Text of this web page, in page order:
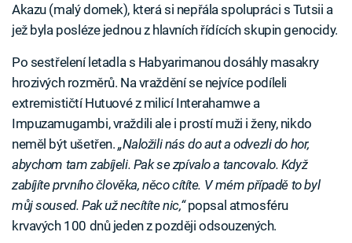
Akazu (malý domek), která si nepřála spolupráci s Tutsii a
jež byla posléze jednou z hlavních řídících skupin genocidy.
Po sestřelení letadla s Habyarimanou dosáhly masakry
hrozivých rozměrů. Na vraždění se nejvíce podíleli
extremističtí Hutuové z milicí Interahamwe a
Impuzamugambi, vraždili ale i prostí muži i ženy, nikdo
neměl být ušetřen. „Naložili nás do aut a odvezli do hor,
abychom tam zabíjeli. Pak se zpívalo a tancovalo. Když
zabíjíte prvního člověka, něco cítíte. V mém případě to byl
můj soused. Pak už necítíte nic,“popsal atmosféru
krvavých 100 dnů jeden z později odsouzených.